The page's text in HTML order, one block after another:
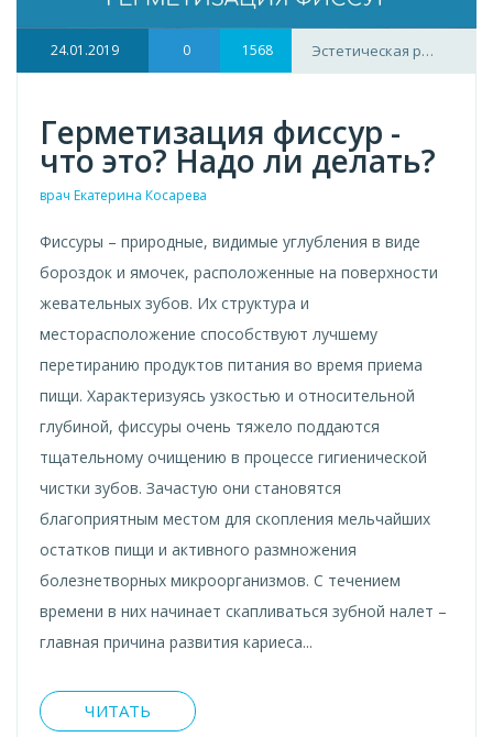
24.01.2019 0 1568 Эстетическая р…
Герметизация фиссур -
что это? Надо ли делать?
врач Екатерина Косарева
Фиссуры – природные, видимые углубления в виде
бороздок и ямочек, расположенные на поверхности
жевательных зубов. Их структура и
месторасположение способствуют лучшему
перетиранию продуктов питания во время приема
пищи. Характеризуясь узкостью и относительной
глубиной, фиссуры очень тяжело поддаются
тщательному очищению в процессе гигиенической
чистки зубов. Зачастую они становятся
благоприятным местом для скопления мельчайших
остатков пищи и активного размножения
болезнетворных микроорганизмов. С течением
времени в них начинает скапливаться зубной налет –
главная причина развития кариеса...
ЧИТАТЬ